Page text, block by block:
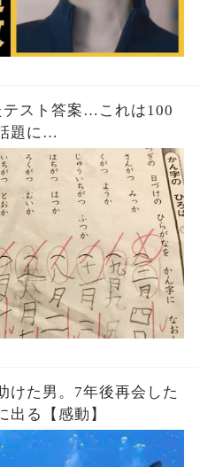
テスト答案…これは100
題に…
けた男。7年後再会した
出る【感動】